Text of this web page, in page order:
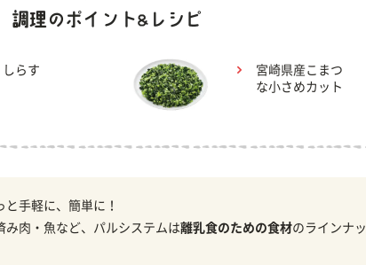
しらす
宮崎県産こまつ
な小さめカット
手軽に、簡単に！
み肉・魚など、パルシステムは離乳食のための食材のラインナッ